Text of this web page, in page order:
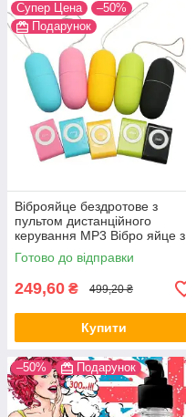
Супер Цена
–50%
Подарунок
Віброяйце бездротове з
пультом дистанційного
керування MP3 Вібро яйце з
20 режимами вібрації
Готово до відправки
249,60 ₴ 499,20 ₴
Купити
–50% Подарунок